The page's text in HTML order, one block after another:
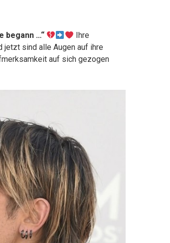
begann …“
Ihre
jetzt sind alle Augen auf ihre
auf sich gezogen